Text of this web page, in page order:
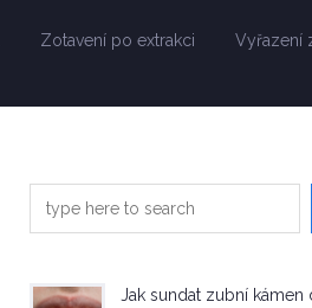
Zotavení po extrakci Vyřazení
Jak sundat zubní kámen